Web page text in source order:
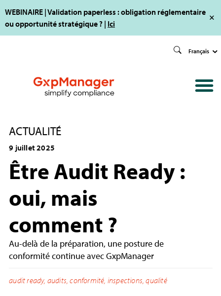
WEBINAIRE | Validation paperless : obligation réglementaire
ou opportunité stratégique ? | Ici
Français
ACTUALITÉ
9 juillet 2025
Être Audit Ready :
oui, mais
comment ?
Au-delà de la préparation, une posture de
conformité continue avec GxpManager
audit ready, audits,conformité, inspections,qualité